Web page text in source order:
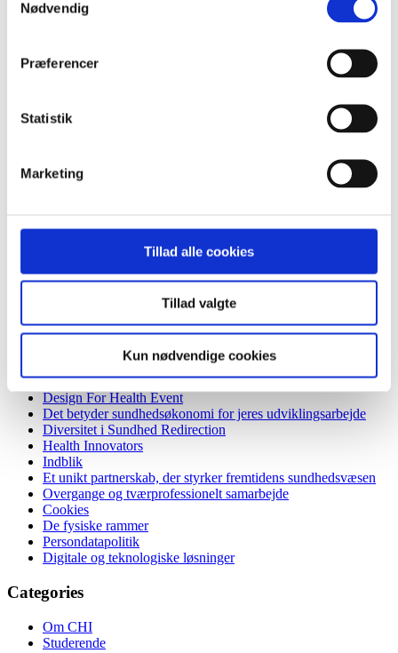
Nødvendig
Præferencer
Statistik
Marketing
Tillad alle cookies
Tillad valgte
Kun nødvendige cookies
Nye roller og ændring af arbejdsgange
Tema: Covid-19
CHIs Årsberetning 2022-2023
Cobox
Ny teknologi, tests og værnemidler
SFI: Hjælp en kliniker
Studerende
Tryghed og mental sundhed
Undervisere
Finansiering og samarbejder
Offentligt tilskud til patienters medicin og udstyr
Sundhedsprofessionelle
Design For Health Event
Det betyder sundhedsøkonomi for jeres udviklingsarbejde
Diversitet i Sundhed Redirection
Health Innovators
Indblik
Et unikt partnerskab, der styrker fremtidens sundhedsvæsen
Overgange og tværprofessionelt samarbejde
Cookies
De fysiske rammer
Persondatapolitik
Digitale og teknologiske løsninger
Categories
Om CHI
Studerende